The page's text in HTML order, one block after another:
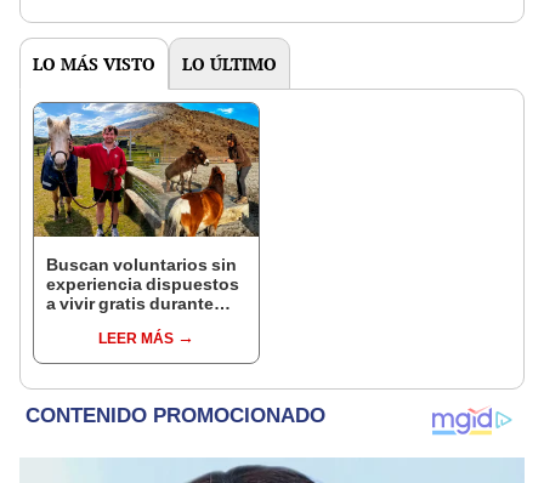
LO MÁS VISTO LO ÚLTIMO
Buscan voluntarios sin
experiencia dispuestos
a vivir gratis durante
cuidar caballos, burros
y otros animales
LEER MÁS